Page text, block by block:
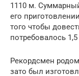
1110 м.
его
того чтобы
потребовалось
Рекордсмен
зато был